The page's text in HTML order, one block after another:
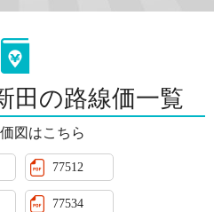
田の路線価一覧
図はこちら
77512
77534